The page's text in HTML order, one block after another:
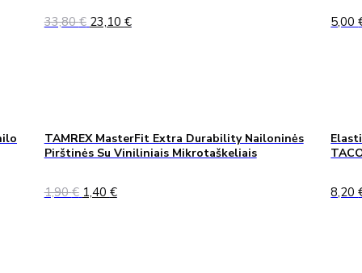
33,80€ Original
23,10 €Current
5,00
TAMREX MasterFit Extra Durability Nailoninės
Pirštinės Su Viniliniais Mikrotaškeliais
1,90€ Original
1,40 €Current
8,20